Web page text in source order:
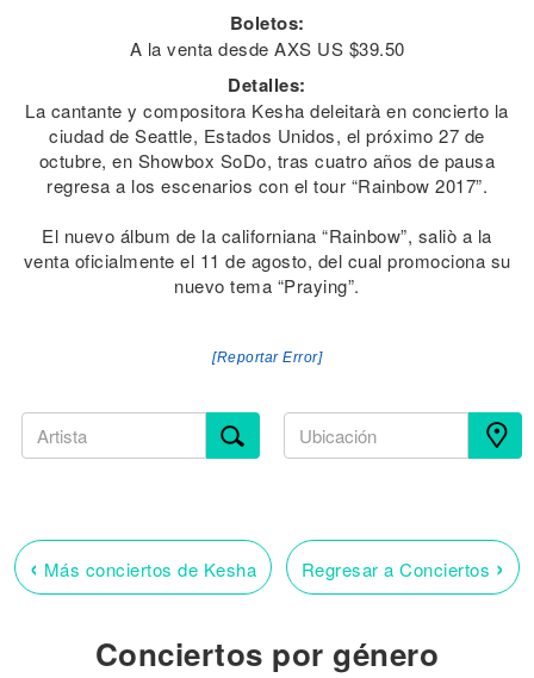
Boletos:
A la venta desde AXS US $39.50
Detalles:
La cantante y compositora Kesha deleitarà en concierto la
ciudad de Seattle, Estados Unidos, el próximo 27 de
octubre, en Showbox SoDo, tras cuatro años de pausa
regresa a los escenarios con el tour “Rainbow 2017”.
El nuevo álbum de la californiana “Rainbow”, saliò a la
venta oficialmente el 11 de agosto, del cual promociona su
nuevo tema “Praying”.
[Reportar Error]
‹ Más conciertos de Kesha Regresar a Conciertos ›
Conciertos por género